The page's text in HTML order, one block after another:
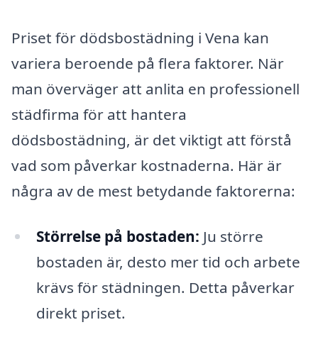
Priset för dödsbostädning i Vena kan
variera beroende på flera faktorer. När
man överväger att anlita en professionell
städfirma för att hantera
dödsbostädning, är det viktigt att förstå
vad som påverkar kostnaderna. Här är
några av de mest betydande faktorerna:
Störrelse på bostaden: Ju större
bostaden är, desto mer tid och arbete
krävs för städningen. Detta påverkar
direkt priset.